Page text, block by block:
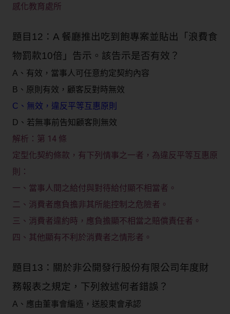
感化教育處所
題目12：A 餐廳推出吃到飽專案並貼出「浪費食
物罰款10倍」告示。該告示是否有效？
A、有效，當事人可任意約定契約內容
B、原則有效，顧客反對時無效
C、無效，違反平等互惠原則
D、若無事前告知顧客則無效
解析： 第 14 條
定型化契約條款，有下列情事之一者，為違反平等互惠原
則：
一、當事人間之給付與對待給付顯不相當者。
二、消費者應負擔非其所能控制之危險者。
三、消費者違約時，應負擔顯不相當之賠償責任者。
四、其他顯有不利於消費者之情形者。
題目13：關於非公開發行股份有限公司年度財
務報表之規定，下列敘述何者錯誤？
A、應由董事會編造，送股東會承認